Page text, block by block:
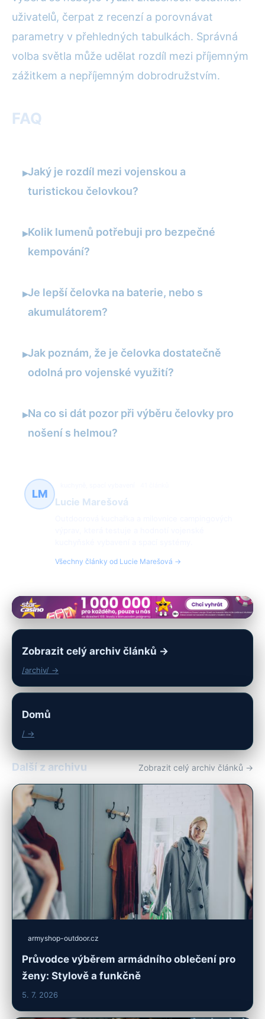
uživatelů, čerpat z recenzí a porovnávat
parametry v přehledných tabulkách. Správná
volba světla může udělat rozdíl mezi příjemným
zážitkem a nepříjemným dobrodružstvím.
FAQ
▸Jaký je rozdíl mezi vojenskou a
turistickou čelovkou?
▸Kolik lumenů potřebuji pro bezpečné
kempování?
▸Je lepší čelovka na baterie, nebo s
akumulátorem?
▸Jak poznám, že je čelovka dostatečně
odolná pro vojenské využití?
▸Na co si dát pozor při výběru čelovky pro
nošení s helmou?
LM
Lucie Marešová
Všechny články od Lucie Marešová →
Zobrazit celý archiv článků →
/archiv/ →
Domů
/ →
Další z archivu Zobrazit celý archiv článků →
armyshop-outdoor.cz
Průvodce výběrem armádního oblečení pro
ženy: Stylově a funkčně
5. 7. 2026